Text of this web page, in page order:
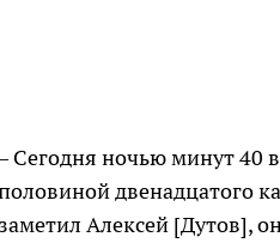
Сегодня ночью минут 40
двенадцатого
заметил Алексей [Дутов],